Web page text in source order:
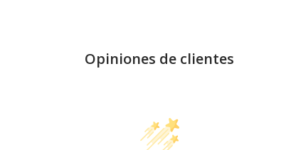
Opiniones de clientes